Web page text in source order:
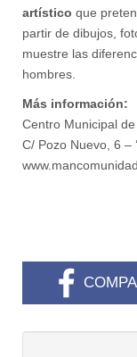
artístico que
partir de dibujos,
muestre las
hombres.
Más información:
Centro Municipal
C/ Pozo Nuevo, 6 – ‘